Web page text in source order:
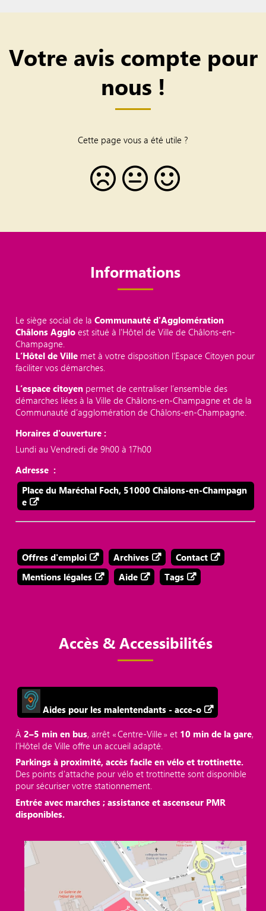
Votre avis compte pour
nous !
Cette page vous a été utile ?
Informations
Le siège social de laCommunauté d'Agglomération
Châlons Aggloest situé à l'Hôtel de Ville de Châlons-en-
Champagne.
L’Hôtel de Ville met à votre disposition l’Espace Citoyen pour
faciliter vos démarches.
L’espace citoyen permet de centraliser l’ensemble des
démarches liées à la Ville de Châlons-en-Champagne et de la
Communauté d’agglomération de Châlons-en-Champagne.
Horaires d'ouverture :
Lundi au Vendredi de 9h00 à 17h00
Adresse :
Place du Maréchal Foch, 51000 Châlons-en-Champagn
e
Offres d'emploi Archives
Contact
Mentions légales
Aide Tags
Accès & Accessibilités
Aides pour les malentendants - acce-o
À2–5 min en bus, arrêt « Centre‑Ville » et 10 min de la gare,
l’Hôtel de Ville offre un accueil adapté.
Parkings à proximité, accès facile en vélo et trottinette.
Des points d'attache pour vélo et trottinette sont disponible
pour sécuriser votre stationnement.
Entrée avec marches ; assistance et ascenseur PMR
disponibles.